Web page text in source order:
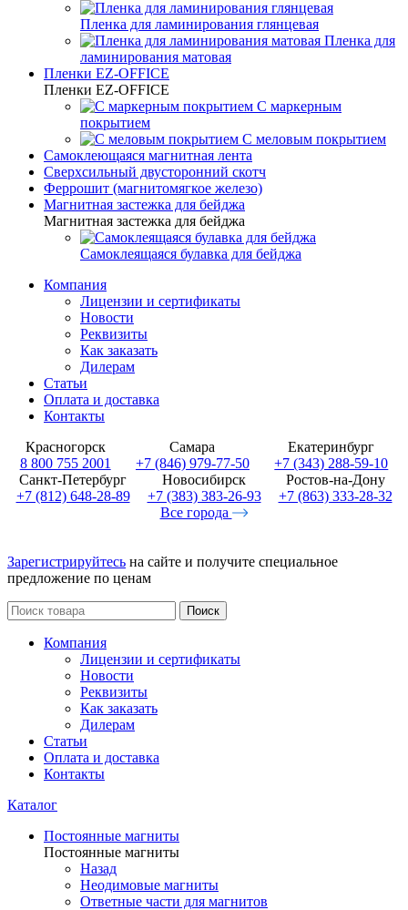
Пленка для ламинирования глянцевая
Пленка для
ламинирования матовая
Пленки EZ-OFFICE
Пленки EZ-OFFICE
С маркерным
покрытием
С меловым покрытием
Самоклеющаяся магнитная лента
Сверхсильный двусторонний скотч
Феррошит (магнитомягкое железо)
Магнитная застежка для бейджа
Магнитная застежка для бейджа
Самоклеящаяся булавка для бейджа
Компания
Лицензии и сертификаты
Новости
Реквизиты
Как заказать
Дилерам
Статьи
Оплата и доставка
Контакты
Красногорск
8 800 755 2001
Самара
+7 (846) 979-77-50
Екатеринбург
+7 (343) 288-59-10
Санкт-Петербург
+7 (812) 648-28-89
Новосибирск
+7 (383) 383-26-93
Ростов-на-Дону
+7 (863) 333-28-32
Все города
Зарегистрируйтесь на сайте и получите специальное
предложение по ценам
Поиск
Компания
Лицензии и сертификаты
Новости
Реквизиты
Как заказать
Дилерам
Статьи
Оплата и доставка
Контакты
Каталог
Постоянные магниты
Постоянные магниты
Назад
Неодимовые магниты
Ответные части для магнитов